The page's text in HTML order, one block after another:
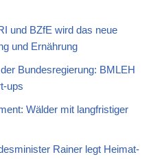
und BZfE wird das neue
und Ernährung
Bundesregierung: BMLEH
ups
Wälder mit langfristiger
Rainer legt Heimat-